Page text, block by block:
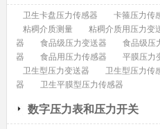
卫生卡盘压力传感器 卡箍压力传
粘稠介质测量
粘稠介质用压力变
器
食品级压力变送器 食品级压
器
食品用压力传感器 平膜压力
卫生型压力变送器
卫生型压力传
器
卫生平膜型压力传感器
数字压力表和压力开关